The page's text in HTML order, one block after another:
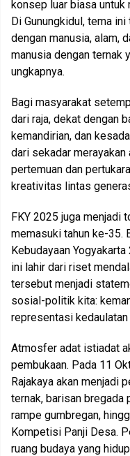
konsep luar biasa
Di Gunungkidul, tema
dengan manusia, alam,
manusia dengan ternak
ungkapnya.
Bagi masyarakat
dari raja, dekat dengan
kemandirian, dan
dari sekadar
pertemuan dan
kreativitas lintas
FKY 2025 juga menjadi
memasuki tahun ke-35.
Kebudayaan
ini lahir dari riset
tersebut menjadi
sosial-politik kita:
representasi kedaulatan
Atmosfer adat istiadat
pembukaan. Pada 11
Rajakaya akan menjadi
ternak, barisan bregada
rampe gumbregan,
Kompetisi Panji Desa.
ruang budaya yang